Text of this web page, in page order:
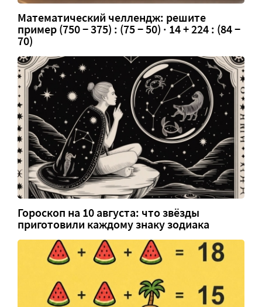
Математический челлендж: решите
пример (750 − 375) : (75 − 50) · 14 + 224 : (84 −
70)
Гороскоп на 10 августа: что звёзды
приготовили каждому знаку зодиака